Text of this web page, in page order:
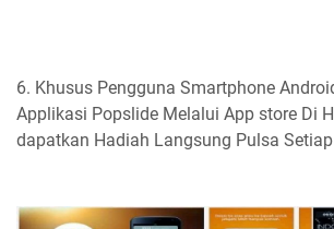
6. Khusus Pengguna Smartphone
Applikasi Popslide Melalui App store Di
dapatkan Hadiah Langsung Pulsa